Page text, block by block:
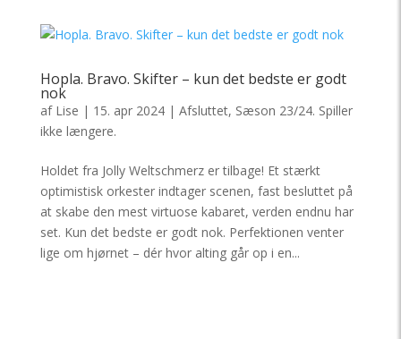
Hopla. Bravo. Skifter – kun det bedste er godt
nok
af Lise | 15. apr 2024| Afsluttet, Sæson 23/24. Spiller
ikke længere.
Holdet fra Jolly Weltschmerz er tilbage! Et stærkt
optimistisk orkester indtager scenen, fast besluttet på
at skabe den mest virtuose kabaret, verden endnu har
set. Kun det bedste er godt nok. Perfektionen venter
lige om hjørnet – dér hvor alting går op i en...